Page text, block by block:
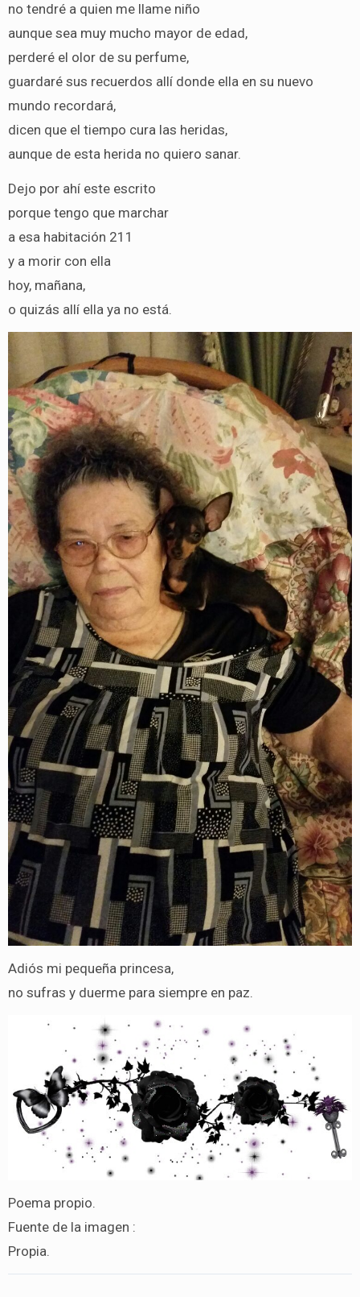
no tendré a quien me llame niño
aunque sea muy mucho mayor de edad,
perderé el olor de su perfume,
guardaré sus recuerdos allí donde ella en su nuevo
mundo recordará,
dicen que el tiempo cura las heridas,
aunque de esta herida no quiero sanar.
Dejo por ahí este escrito
porque tengo que marchar
a esa habitación 211
y a morir con ella
hoy, mañana,
o quizás allí ella ya no está.
Adiós mi pequeña princesa,
no sufras y duerme para siempre en paz.
Poema propio.
Fuente de la imagen :
Propia.